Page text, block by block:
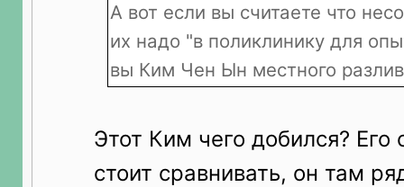
А вот если вы считаете что
их надо "в поликлинику для
вы Ким Чен Ын местного
Этот Ким чего добился?
стоит сравнивать, он там